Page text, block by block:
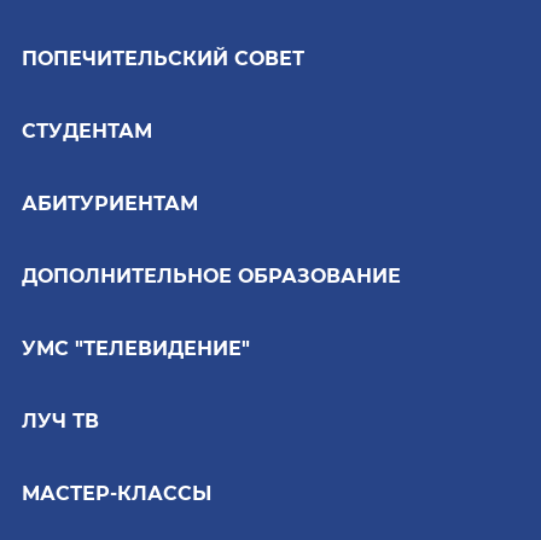
ПОПЕЧИТЕЛЬСКИЙ СОВЕТ
СТУДЕНТАМ
АБИТУРИЕНТАМ
ДОПОЛНИТЕЛЬНОЕ ОБРАЗОВАНИЕ
УМС "ТЕЛЕВИДЕНИЕ"
ЛУЧ ТВ
МАСТЕР-КЛАССЫ